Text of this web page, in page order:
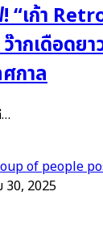
“เก้า
ากเดือดยา
กาล
30, 2025